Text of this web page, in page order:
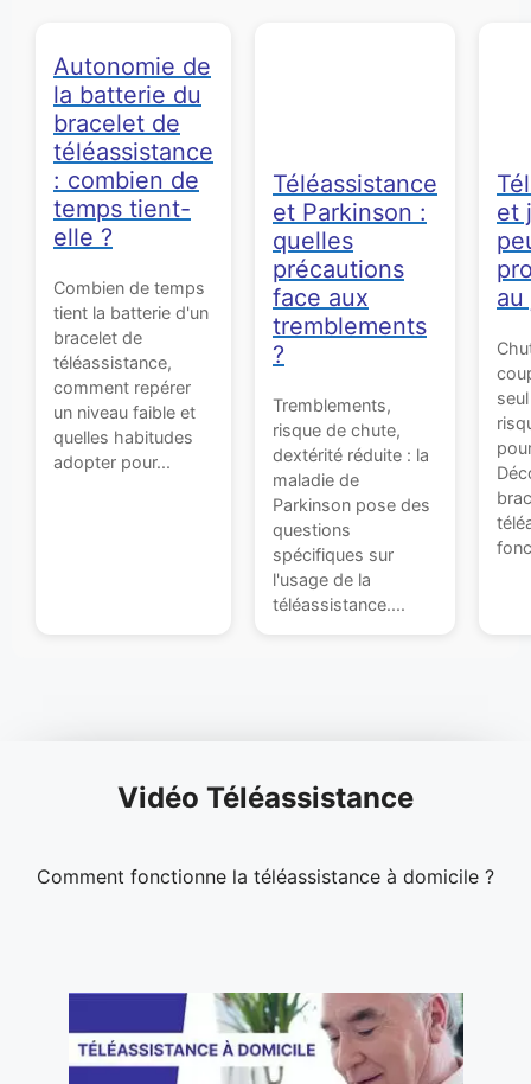
Autonomie de
la batterie du
bracelet de
téléassistance
: combien de
temps tient-
elle ?
Combien de temps
tient la batterie d'un
bracelet de
téléassistance,
comment repérer
un niveau faible et
quelles habitudes
adopter pour...
Téléassistance
et Parkinson :
quelles
précautions
face aux
tremblements
?
Tremblements,
risque de chute,
dextérité réduite : la
maladie de
Parkinson pose des
questions
spécifiques sur
l'usage de la
téléassistance....
et
au
Vidéo Téléassistance
Comment fonctionne la téléassistance à domicile ?